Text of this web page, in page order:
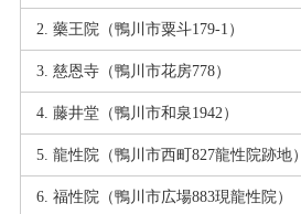
藥王院（鴨川市粟斗179-1）
慈恩寺（鴨川市花房778）
藤井堂（鴨川市和泉1942）
龍性院（鴨川市西町827龍性院跡地）
福性院（鴨川市広場883現龍性院）